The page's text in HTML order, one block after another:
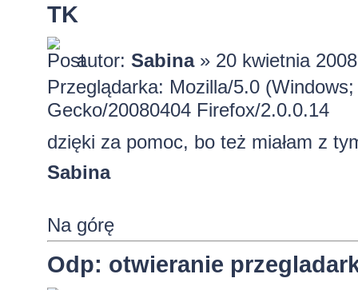
TK
autor: Sabina» 20 kwietnia
Przeglądarka: Mozilla/5.0
Gecko/20080404 Firefox/2.0.0.14
dzięki za pomoc, bo też miałam z
Sabina
Na górę
Odp: otwieranie